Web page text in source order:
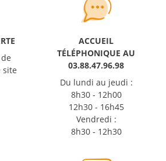
site
ACCUEIL
TÉLÉPHONIQUE AU
03.88.47.96.98
Du lundi au jeudi :
8h30 - 12h00
12h30 - 16h45
Vendredi :
8h30 - 12h30